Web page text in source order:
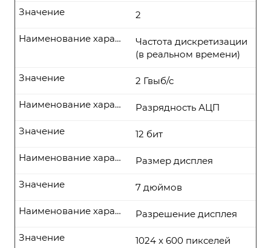
2
Значение
Частота дискретизации
(в реальном времени)
Наименование характеристики
2 Гвыб/с
Значение
Разрядность АЦП
Наименование характеристики
12 бит
Значение
Размер дисплея
Наименование характеристики
7 дюймов
Значение
Разрешение дисплея
Наименование характеристики
1024 x 600 пикселей
Значение